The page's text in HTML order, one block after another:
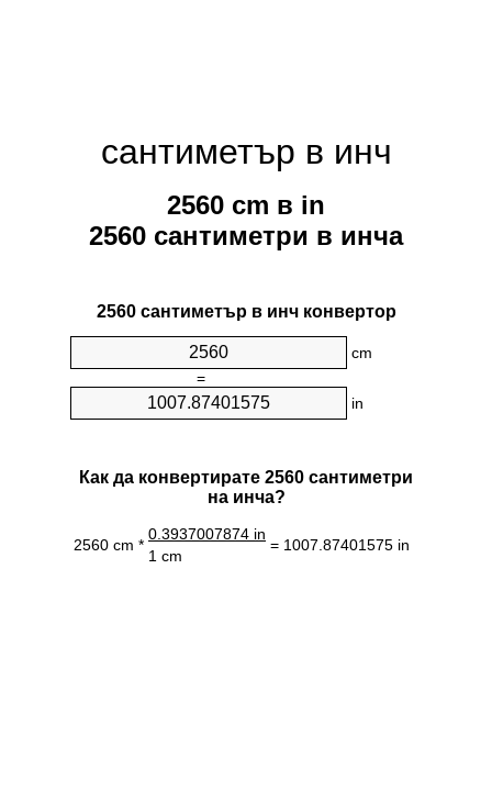
сантиметър в инч
2560 cm в in
2560 сантиметри в инча
2560 сантиметър в инч конвертор
cm
=
in
Как да конвертирате 2560 сантиметри
на инча?
2560 cm *
0.3937007874 in
= 1007.87401575 in
1 cm